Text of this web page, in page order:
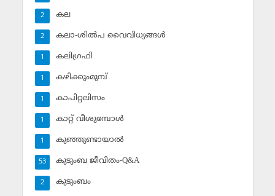
കല
2
കലാ-ശില്‍പ വൈവിധ്യങ്ങള്‍
2
കലിഗ്രഫി
1
കഴിക്കുംമുമ്പ്
1
കാപിറ്റലിസം
1
കാറ്റ് വീശുമ്പോള്‍
1
കുഞ്ഞുണ്ടായാല്‍
1
കുടുംബ ജീവിതം-Q&A
53
കുടുംബം
2